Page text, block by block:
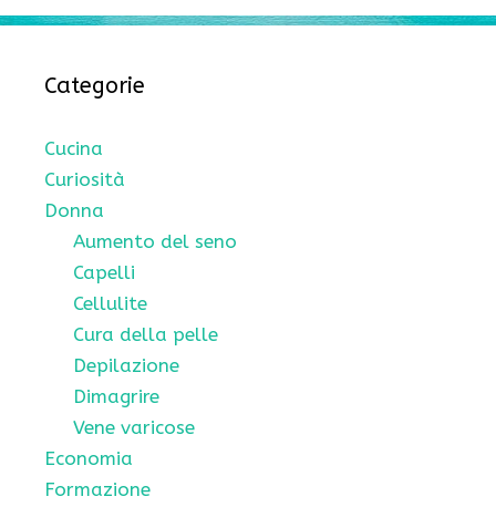
Categorie
Cucina
Curiosità
Donna
Aumento del seno
Capelli
Cellulite
Cura della pelle
Depilazione
Dimagrire
Vene varicose
Economia
Formazione